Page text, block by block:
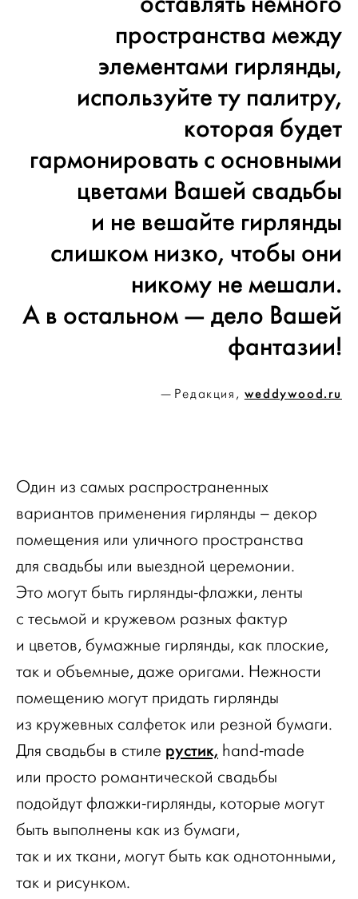
пространства между
элементами гирлянды,
используйте ту палитру,
которая будет
гармонировать с основными
цветами Вашей свадьбы
и не вешайте гирлянды
слишком низко, чтобы они
никому не мешали.
А в остальном — дело Вашей
фантазии!
Редакция, weddywood.ru
Один из самых распространенных
вариантов применения гирлянды – декор
помещения или уличного пространства
для свадьбы или выездной церемонии.
Это могут быть гирлянды-флажки, ленты
с тесьмой и кружевом разных фактур
и цветов, бумажные гирлянды, как плоские,
так и объемные, даже оригами. Нежности
помещению могут придать гирлянды
из кружевных салфеток или резной бумаги.
Для свадьбы в стиле рустик, hand-made
или просто романтической свадьбы
подойдут флажки-гирлянды, которые могут
быть выполнены как из бумаги,
так и их ткани, могут быть как однотонными,
так и рисунком.